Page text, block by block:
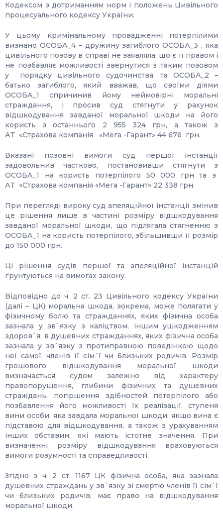
Кодексом з дотриманням норм і положень Цивільного
процесуального кодексу України.
У цьому кримінальному провадженні потерпілими
визнано ОСОБА_4 – дружину загиблого ОСОБА_3 , яка
цивільного позову в справі не заявляла, що є її правом і
не позбавляє можливості звернутися з таким позовом
у порядку цивільного судочинства, та ОСОБА_2 –
батько загиблого, який вважав, що своїми діями
ОСОБА_1 спричинив йому неймовірні моральні
страждання, і просив суд стягнути у рахунок
відшкодування завданої моральної шкоди на його
користь з останнього 2 955 324 грн, а також з
АТ «Страхова компанія «Мега -Гарант» 44 676 грн.
Вказані позовні вимоги суд першої інстанції
задовольнив частково, постановивши стягнути з
ОСОБА_1 на користь потерпілого 50 000 грн та з
АТ «Страхова компанія «Мега -Гарант» 22 338 грн.
При перегляді вироку суд апеляційної інстанції змінив
це рішення лише в частині розміру відшкодування
завданої моральної шкоди, що підлягала стягненню з
ОСОБА_1 на користь потерпілого, збільшивши її розмір
до 150 000 грн.
Ці рішення судів першої та апеляційної інстанцій
ґрунтуються на вимогах закону.
Відповідно до ч. 2 ст. 23 Цивільного кодексу України
(далі – ЦК) моральна шкода, зокрема, може полягати у
фізичному болю та стражданнях, яких фізична особа
зазнала у зв`язку з каліцтвом, іншим ушкодженням
здоров`я, в душевних стражданнях, яких фізична особа
зазнала у зв`язку з протиправною поведінкою щодо
неї самої, членів її сім`ї чи близьких родичів. Розмір
грошового відшкодування моральної шкоди
визначається судом залежно від характеру
правопорушення, глибини фізичних та душевних
страждань, погіршення здібностей потерпілого або
позбавлення його можливості їх реалізації, ступеня
вини особи, яка завдала моральної шкоди, якщо вина є
підставою для відшкодування, а також з урахуванням
інших обставин, які мають істотне значення. При
визначенні розміру відшкодування враховуються
вимоги розумності та справедливості.
Згідно з ч. 2 ст. 1167 ЦК фізична особа, яка зазнала
душевних страждань у зв`язку зі смертю членів її сім`ї
чи близьких родичів, має право на відшкодування
моральної шкоди.